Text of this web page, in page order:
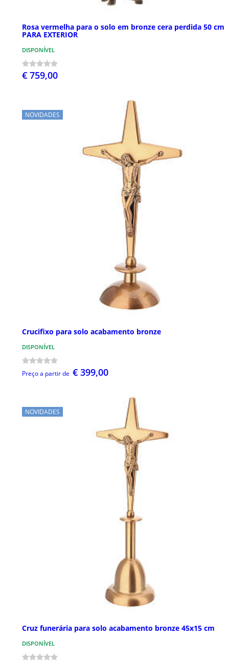
Rosa vermelha para o solo em bronze cera perdida 50 cm
PARA EXTERIOR
DISPONÍVEL
€ 759,00
NOVIDADES
Crucifixo para solo acabamento bronze
DISPONÍVEL
Preço a partir de € 399,00
NOVIDADES
Cruz funerária para solo acabamento bronze 45x15 cm
DISPONÍVEL